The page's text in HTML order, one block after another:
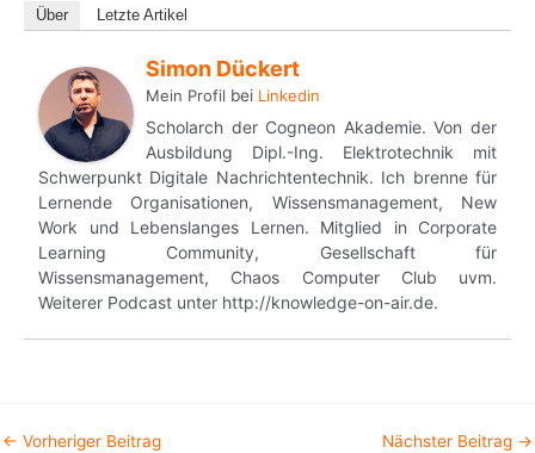
Über Letzte Artikel
Simon Dückert
Mein Profil bei Linkedin
Scholarch der Cogneon Akademie. Von der
Ausbildung Dipl.-Ing. Elektrotechnik mit
Schwerpunkt Digitale Nachrichtentechnik. Ich brenne für
Lernende Organisationen, Wissensmanagement, New
Work und Lebenslanges Lernen. Mitglied in Corporate
Learning Community, Gesellschaft für
Wissensmanagement, Chaos Computer Club uvm.
Weiterer Podcast unter http://knowledge-on-air.de.
← Vorheriger Beitrag Nächster Beitrag →